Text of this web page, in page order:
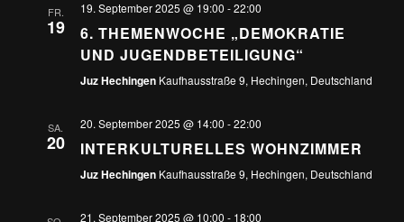
FR.
19
19. September 2025 @ 19:00 -22:00
6. THEMENWOCHE „DEMOKRATIE
UND JUGENDBETEILIGUNG“
Juz Hechingen Kaufhausstraße 9, Hechingen, Deutschland
SA.
20
20. September 2025 @ 14:00 -22:00
INTERKULTURELLES WOHNZIMMER
Juz Hechingen Kaufhausstraße 9, Hechingen, Deutschland
21. September 2025 @ 10:00 - 18:00